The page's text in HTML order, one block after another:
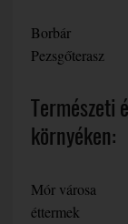
Borbár
Pezsgőterasz
Természeti
környéken:
Mór városa
éttermek